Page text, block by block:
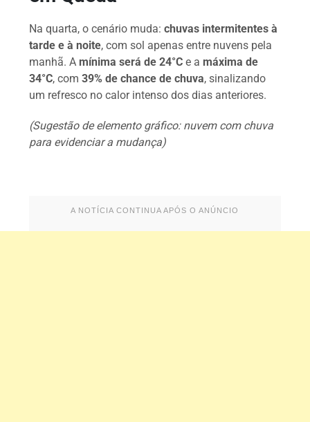
Na quarta, o cenário muda:chuvas intermitentes à
tarde e à noite, com sol apenas entre nuvens pela
manhã. A mínima será de 24°C e a máxima de
34°C, com39% de chance de chuva, sinalizando
um refresco no calor intenso dos dias anteriores.
(Sugestão de elemento gráfico: nuvem com chuva
para evidenciar a mudança)
A NOTÍCIA CONTINUA APÓS O ANÚNCIO